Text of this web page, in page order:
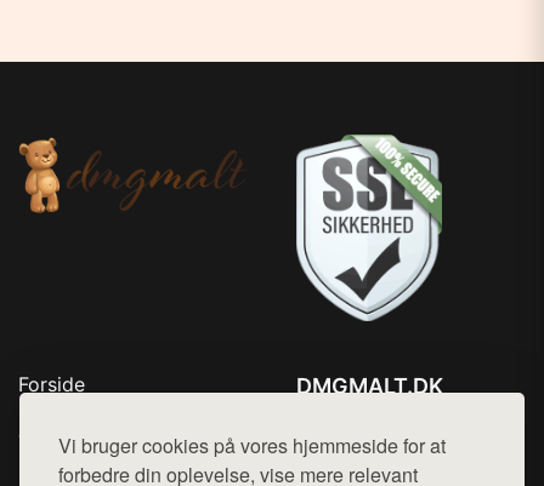
Vi bruger cookies på vores hjemmeside for at
forbedre din oplevelse, vise mere relevant
Forside
Top Rabatter
Blog
DMGMALT.DK
Mail: hej@want.dk